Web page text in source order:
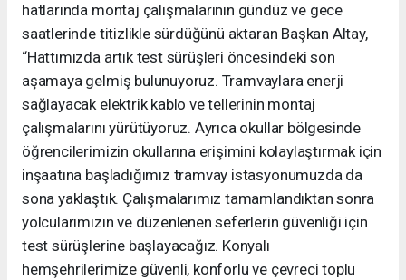
hatlarında montaj çalışmalarının gündüz ve gece
saatlerinde titizlikle sürdüğünü aktaran Başkan Altay,
“Hattımızda artık test sürüşleri öncesindeki son
aşamaya gelmiş bulunuyoruz. Tramvaylara enerji
sağlayacak elektrik kablo ve tellerinin montaj
çalışmalarını yürütüyoruz. Ayrıca okullar bölgesinde
öğrencilerimizin okullarına erişimini kolaylaştırmak için
inşaatına başladığımız tramvay istasyonumuzda da
sona yaklaştık. Çalışmalarımız tamamlandıktan sonra
yolcularımızın ve düzenlenen seferlerin güvenliği için
test sürüşlerine başlayacağız. Konyalı
hemşehrilerimize güvenli, konforlu ve çevreci toplu